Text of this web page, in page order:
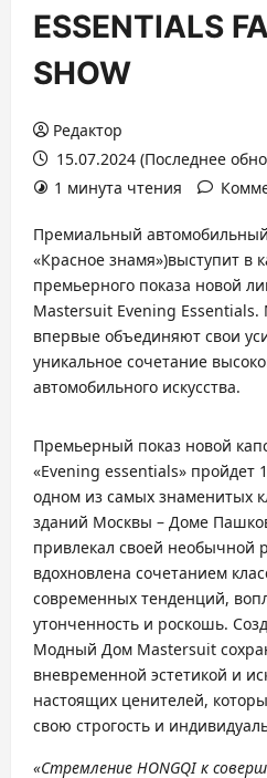
ESSENTIALS
SHOW
Редактор
15.07.2024 (Последнее
1 минута чтения
Премиальный
«Красное знамя»)выступит в
премьерного показа новой
Mastersuit Evening Essentials.
впервые объединяют свои
уникальное сочетание
автомобильного искусства.
Премьерный показ новой
«Evening essentials» пройдет
одном из самых знаменитых
зданий Москвы – Доме
привлекал своей необычной
вдохновлена сочетанием
современных тенденций,
утонченность и роскошь.
Модный Дом Mastersuit
вневременной эстетикой и
настоящих ценителей,
свою строгость и
«Стремление HONGQI к